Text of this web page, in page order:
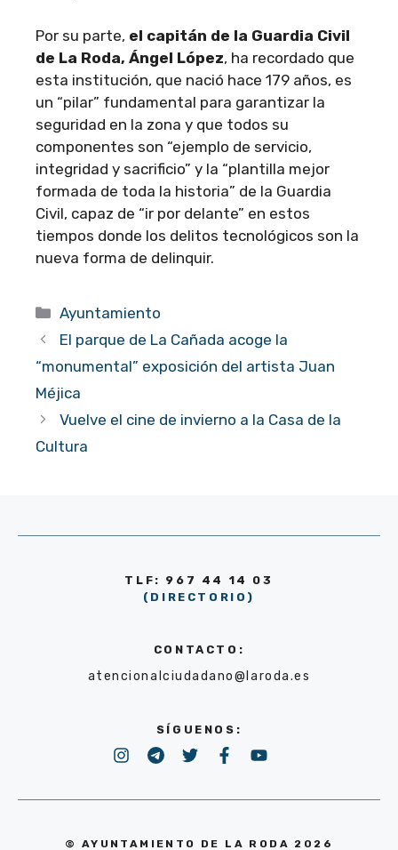
Por su parte, el capitán de la Guardia Civil
de La Roda, Ángel López, ha recordado que
esta institución, que nació hace 179 años, es
un “pilar” fundamental para garantizar la
seguridad en la zona y que todos su
componentes son “ejemplo de servicio,
integridad y sacrificio” y la “plantilla mejor
formada de toda la historia” de la Guardia
Civil, capaz de “ir por delante” en estos
tiempos donde los delitos tecnológicos son la
nueva forma de delinquir.
Categorías
Ayuntamiento
El parque de La Cañada acoge la
“monumental” exposición del artista Juan
Méjica
Vuelve el cine de invierno a la Casa de la
Cultura
TLF: 967 44 14 03
(DIRECTORIO)
CONTACTO:
atencionalciudadano@laroda.es
SÍGUENOS:
© AYUNTAMIENTO DE LA RODA 2026